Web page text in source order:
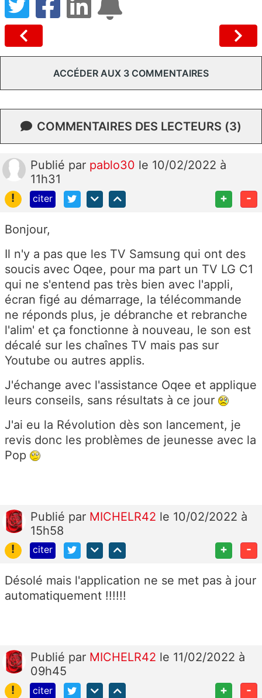
ACCÉDER AUX 3 COMMENTAIRES
COMMENTAIRES DES LECTEURS (3)
Publié par pablo30 le 10/02/2022 à
11h31
!
citer + -
Bonjour,
Il n'y a pas que les TV Samsung qui ont des
soucis avec Oqee, pour ma part un TV LG C1
qui ne s'entend pas très bien avec l'appli,
écran figé au démarrage, la télécommande
ne réponds plus, je débranche et rebranche
l'alim' et ça fonctionne à nouveau, le son est
décalé sur les chaînes TV mais pas sur
Youtube ou autres applis.
J'échange avec l'assistance Oqee et applique
leurs conseils, sans résultats à ce jour
J'ai eu la Révolution dès son lancement, je
revis donc les problèmes de jeunesse avec la
Pop
Publié par MICHELR42 le 10/02/2022 à
15h58
!
citer + -
Désolé mais l'application ne se met pas à jour
automatiquement !!!!!!
Publié par MICHELR42 le 11/02/2022 à
09h45
!
citer + -